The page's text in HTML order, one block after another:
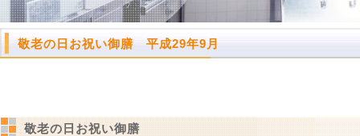
敬老の日お祝い御膳 平成29年9月
敬老の日お祝い御膳